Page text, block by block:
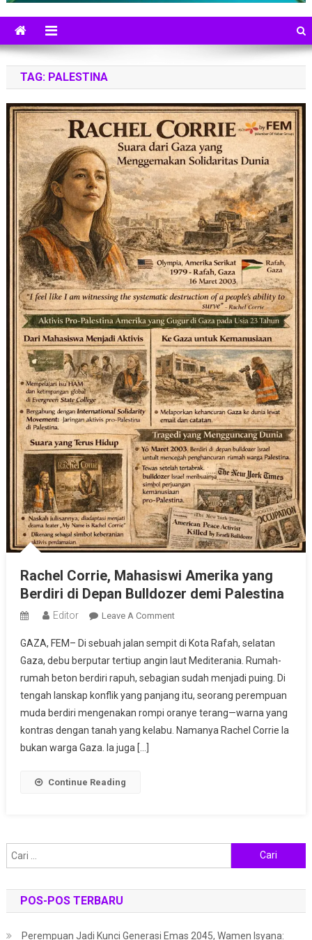
TAG: PALESTINA
Rachel Corrie, Mahasiswi Amerika yang
Berdiri di Depan Bulldozer demi Palestina
Editor Leave A CommentOn
Corrie,
Mahasiswi
Amerika
Yang
Berdiri
Di
GAZA, FEM– Di sebuah jalan sempit di Kota Rafah, selatan
Gaza, debu berputar tertiup angin laut Mediterania. Rumah-
rumah beton berdiri rapuh, sebagian sudah menjadi puing. Di
tengah lanskap konflik yang panjang itu, seorang perempuan
muda berdiri mengenakan rompi oranye terang—warna yang
kontras dengan tanah yang kelabu. Namanya Rachel Corrie Ia
bukan warga Gaza. Ia juga […]
Continue Reading
untuk:
POS-POS TERBARU
Perempuan Jadi Kunci Generasi Emas 2045, Wamen Isyana: